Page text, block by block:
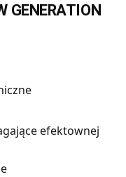
GENERATION
efektownej